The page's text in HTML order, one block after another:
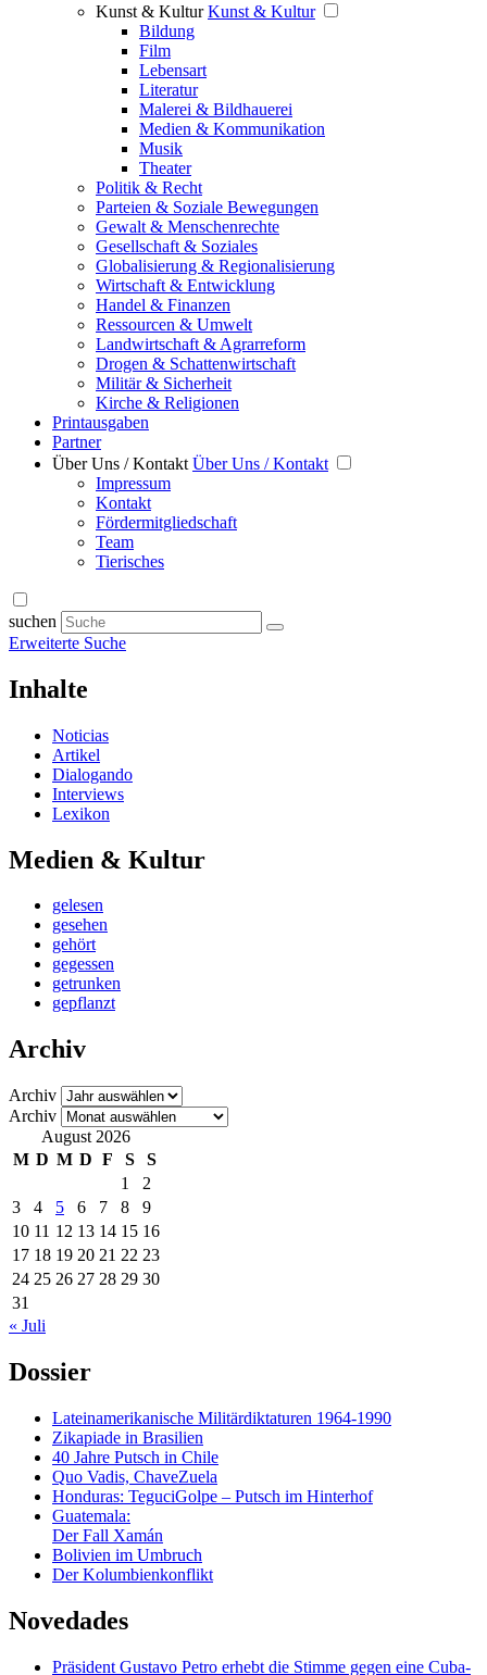
Kunst & Kultur Kunst & Kultur
Bildung
Film
Lebensart
Literatur
Malerei & Bildhauerei
Medien & Kommunikation
Musik
Theater
Politik & Recht
Parteien & Soziale Bewegungen
Gewalt & Menschenrechte
Gesellschaft & Soziales
Globalisierung & Regionalisierung
Wirtschaft & Entwicklung
Handel & Finanzen
Ressourcen & Umwelt
Landwirtschaft & Agrarreform
Drogen & Schattenwirtschaft
Militär & Sicherheit
Kirche & Religionen
Printausgaben
Partner
Über Uns / Kontakt Über Uns / Kontakt
Impressum
Kontakt
Fördermitgliedschaft
Team
Tierisches
suchen
Erweiterte Suche
Inhalte
Noticias
Artikel
Dialogando
Interviews
Lexikon
Medien & Kultur
gelesen
gesehen
gehört
gegessen
getrunken
gepflanzt
Archiv
Archiv
Archiv
August 2026
M D M D F S
S
1
2
3
4 5 6 7 8
9
10 11 12 13 14 15 16
17 18 19 20 21 22 23
24 25 26 27 28 29 30
31
« Juli
Dossier
Lateinamerikanische Militärdiktaturen 1964-1990
Zikapiade in Brasilien
40 Jahre Putsch in Chile
Quo Vadis, ChaveZuela
Honduras: TeguciGolpe – Putsch im Hinterhof
Guatemala:
Der Fall Xamán
Bolivien im Umbruch
Der Kolumbienkonflikt
Novedades
Präsident Gustavo Petro erhebt die Stimme gegen eine Cuba-